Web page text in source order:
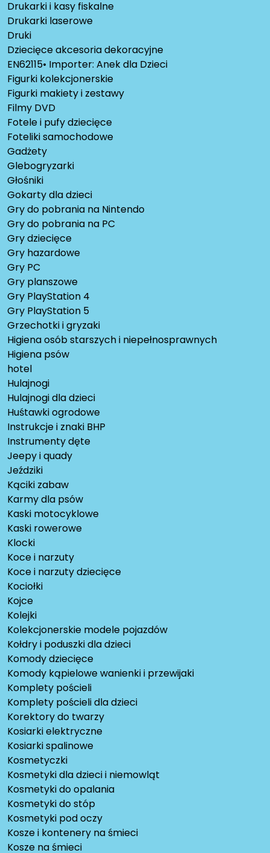
Drukarki i kasy fiskalne
Drukarki laserowe
Druki
Dziecięce akcesoria dekoracyjne
EN62115• Importer: Anek dla Dzieci
Figurki kolekcjonerskie
Figurki makiety i zestawy
Filmy DVD
Fotele i pufy dziecięce
Foteliki samochodowe
Gadżety
Glebogryzarki
Głośniki
Gokarty dla dzieci
Gry do pobrania na Nintendo
Gry do pobrania na PC
Gry dziecięce
Gry hazardowe
Gry PC
Gry planszowe
Gry PlayStation 4
Gry PlayStation 5
Grzechotki i gryzaki
Higiena osób starszych i niepełnosprawnych
Higiena psów
hotel
Hulajnogi
Hulajnogi dla dzieci
Huśtawki ogrodowe
Instrukcje i znaki BHP
Instrumenty dęte
Jeepy i quady
Jeździki
Kąciki zabaw
Karmy dla psów
Kaski motocyklowe
Kaski rowerowe
Klocki
Koce i narzuty
Koce i narzuty dziecięce
Kociołki
Kojce
Kolejki
Kolekcjonerskie modele pojazdów
Kołdry i poduszki dla dzieci
Komody dziecięce
Komody kąpielowe wanienki i przewijaki
Komplety pościeli
Komplety pościeli dla dzieci
Korektory do twarzy
Kosiarki elektryczne
Kosiarki spalinowe
Kosmetyczki
Kosmetyki dla dzieci i niemowląt
Kosmetyki do opalania
Kosmetyki do stóp
Kosmetyki pod oczy
Kosze i kontenery na śmieci
Kosze na śmieci